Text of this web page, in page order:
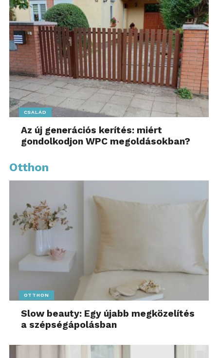
CSALÁD
Az új generációs kerítés: miért
gondolkodjon WPC megoldásokban?
Otthon
OTTHON
Slow beauty: Egy újabb megközelítés
a szépségápolásban